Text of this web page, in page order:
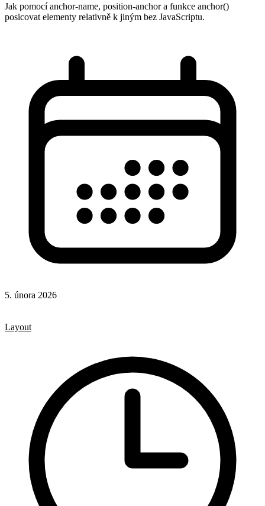
Jak pomocí anchor-name, position-anchor a funkce anchor()
posicovat elementy relativně k jiným bez JavaScriptu.
5. února 2026
Layout